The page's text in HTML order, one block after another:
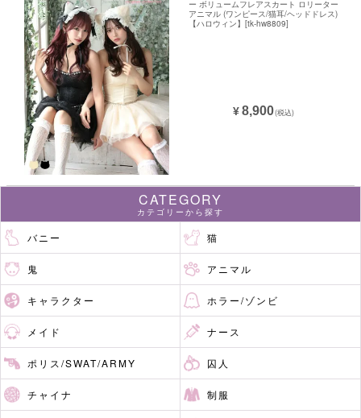
ー ボリュームフレアスカート ロリーター
アニマル (ワンピース/猫耳/ヘッドドレス)
【ハロウィン】[tk-hw8809]
¥ 8,900(税込)
CATEGORY
カテゴリーから探す
バニー 猫
鬼 アニマル
キャラクター ホラー/ゾンビ
メイド ナース
ポリス/SWAT/ARMY 囚人
チャイナ 制服